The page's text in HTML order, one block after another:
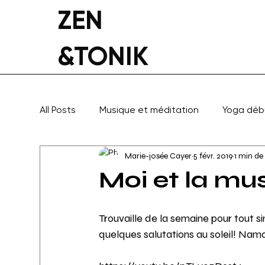
ZEN
&TONIK
All Posts Musique et méditation Yoga
Yoga thérapeutique Inspiration
Moi et la
Marie-josée Cayer5 févr. 20191 min
Trouvaille de la semaine pour tout
quelques salutations au soleil!